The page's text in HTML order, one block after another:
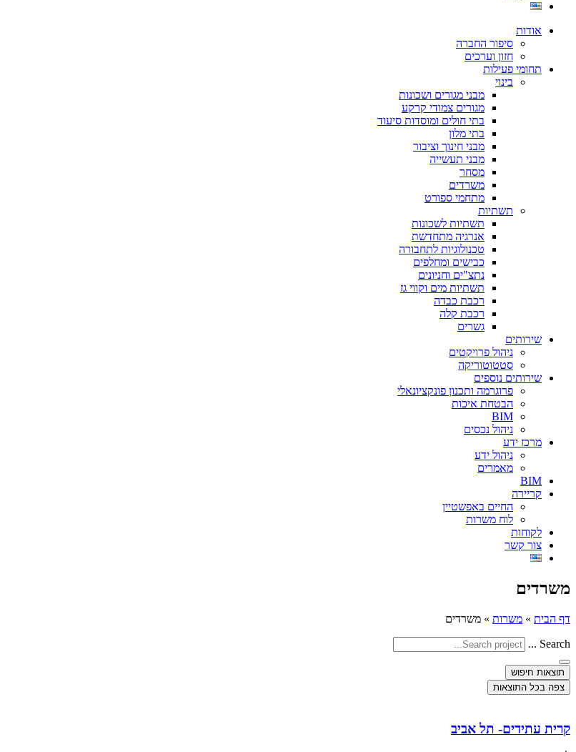
אודות
סיפור החברה
חזון וערכים
תחומי פעילות
בינוי
מבני מגורים ושכונות
מגורים צמודי קרקע
בתי חולים ומוסדות סיעוד
בתי מלון
מבני חינוך וציבור
מבני תעשייה
מסחר
משרדים
מתחמי ספורט
תשתיות
תשתיות לשכונות
אנרגיה מתחדשת
טכנולוגיות לתחבורה
כבישים ומחלפים
נתצ"ים וחניונים
תשתיות מים וקווי גז
רכבת כבדה
רכבת קלה
גשרים
שירותים
ניהול פרויקטים
סטטוטוריקה
שירותים נוספים
פרוגרמה ותכנון פונקציונאלי
הבטחת איכות
BIM
ניהול נכסים
מרכז ידע
ניהול ידע
מאמרים
BIM
קריירה
החיים באפשטיין
לוח משרות
לקוחות
צור קשר
משרדים
דף הבית » משרות » משרדים
Search ...
תוצאות חיפוש
צפה בכל התוצאות
קרית עתידים- תל אביב